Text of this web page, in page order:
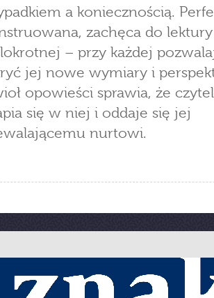
a koniecznością.
zachęca do lektury
– przy każdej
jej nowe wymiary i
opowieści sprawia, że
się w niej i oddaje się jej
nurtowi.